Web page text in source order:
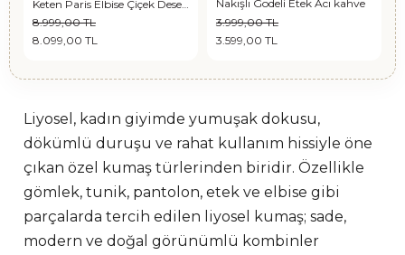
8.099,00 TL
8.999,00 TL
Nakışlı Godeli Etek Acı kahve
3.599,00 TL
3.999,00 TL
Liyosel, kadın giyimde yumuşak dokusu,
dökümlü duruşu ve rahat kullanım hissiyle öne
çıkan özel kumaş türlerinden biridir. Özellikle
gömlek, tunik, pantolon, etek ve elbise gibi
parçalarda tercih edilen liyosel kumaş; sade,
modern ve doğal görünümlü kombinler